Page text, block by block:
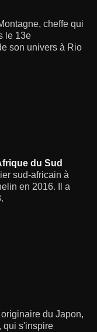
cheffe qui
le 13e
son univers à Rio
du Sud
sud-africain à
en 2016. Il a
du Japon,
qui s'inspire